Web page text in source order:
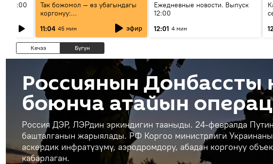
11:00
Так божомол — өз убагындагы
коргонуу:
гидрометеорологиялык кызмат
кантип өркүндөтүлүүдө
11:04 45 мин эфир
Ежедневные новости. Выпуск
12:00
12:01 4 мин
Кечээ Бүгүн
Россиянын Донбассты
боюнча атайын
Россия ДЭР, ЛЭРдин эркиндигин тааныды. 24-февралда
башталганын жарыялады. РФ Коргоо министрлиги
аскердик инфратүзүмү, аэродромдору, абадан коргонуу
кабарлаган.